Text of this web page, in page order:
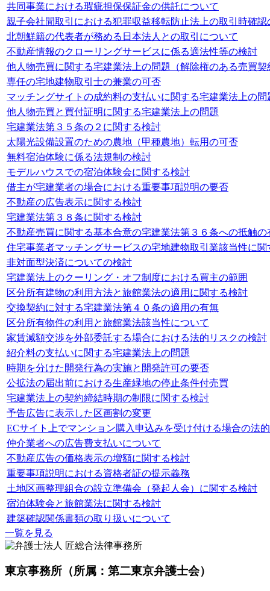
共同事業における瑕疵担保保証金の供託について
親子会社間取引における犯罪収益移転防止法上の取引時確認
北朝鮮籍の代表者が務める日本法人との取引について
不動産情報のクローリングサービスに係る適法性等の検討
他人物売買に関する宅建業法上の問題（解除権のある売買契
専任の宅地建物取引士の兼業の可否
マッチングサイトの成約料の支払いに関する宅建業法上の問
他人物売買と買付証明に関する宅建業法上の問題
宅建業法第３５条の２に関する検討
太陽光設備設置のための農地（甲種農地）転用の可否
無料宿泊体験に係る法規制の検討
モデルハウスでの宿泊体験会に関する検討
借主が宅建業者の場合における重要事項説明の要否
不動産の広告表示に関する検討
宅建業法第３８条に関する検討
不動産売買に関する基本合意の宅建業法第３６条への抵触の
住宅事業者マッチングサービスの宅地建物取引業該当性に関
非対面型決済についての検討
宅建業法上のクーリング・オフ制度における買主の範囲
区分所有建物の利用方法と旅館業法の適用に関する検討
交換契約に対する宅建業法第４０条の適用の有無
区分所有物件の利用と旅館業法該当性について
家賃減額交渉を外部委託する場合における法的リスクの検討
紹介料の支払いに関する宅建業法上の問題
時期を分けた開発行為の実施と開発許可の要否
公拡法の届出前における生産緑地の停止条件付売買
宅建業法上の契約締結時期の制限に関する検討
予告広告に表示した区画割の変更
ECサイト上でマンション購入申込みを受け付ける場合の法
仲介業者への広告費支払いについて
不動産広告の価格表示の増額に関する検討
重要事項説明における資格者証の提示義務
土地区画整理組合の設立準備会（発起人会）に関する検討
宿泊体験会と旅館業法に関する検討
建築確認関係書類の取り扱いについて
一覧を見る
東京事務所 （所属：第二東京弁護士会）